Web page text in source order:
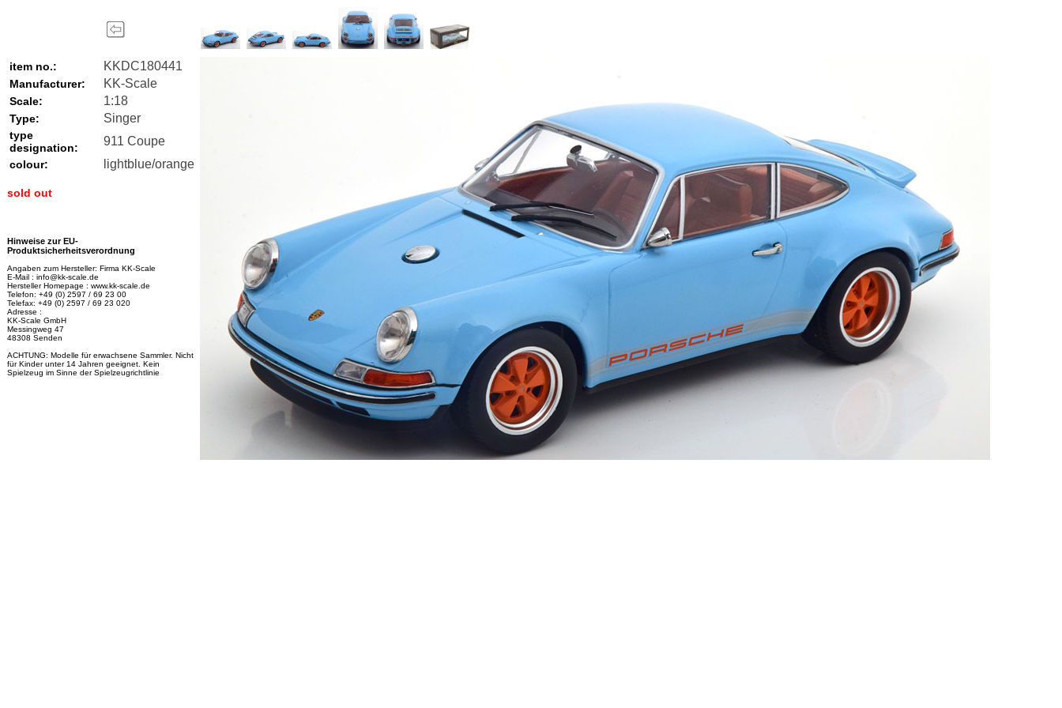
item no.: KKDC180441
Manufacturer: KK-Scale
Scale: 1:18
Type: Singer
type
designation:
911 Coupe
colour: lightblue/orange
sold out
Hinweise zur EU-
Produktsicherheitsverordnung
Angaben zum Hersteller: Firma KK-Scale
E-Mail : info@kk-scale.de
Hersteller Homepage : www.kk-scale.de
Telefon: +49 (0) 2597 / 69 23 00
Telefax: +49 (0) 2597 / 69 23 020
Adresse :
KK-Scale GmbH
Messingweg 47
48308 Senden
ACHTUNG: Modelle für erwachsene Sammler. Nicht
für Kinder unter 14 Jahren geeignet. Kein
Spielzeug im Sinne der Spielzeugrichtlinie